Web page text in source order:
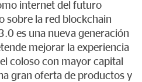
internet del futuro
sobre la red blockchain
es una nueva generación
mejorar la experiencia
coloso con mayor capital
gran oferta de productos y